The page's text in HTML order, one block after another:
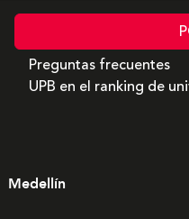
Preguntas frecuentes
UPB en el ranking de
Medellín